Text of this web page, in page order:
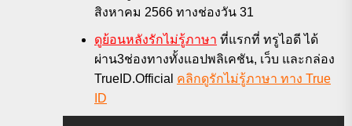
สิงหาคม 2566 ทางช่องวัน 31
ดูย้อนหลังรักไม่รู้ภาษา ที่แรกที่ ทรูไอดี ได้
ผ่าน3ช่องทางทั้งแอปพลิเคชัน, เว็บ และกล่อง
TrueID.Official คลิกดูรักไม่รู้ภาษา ทาง True
ID